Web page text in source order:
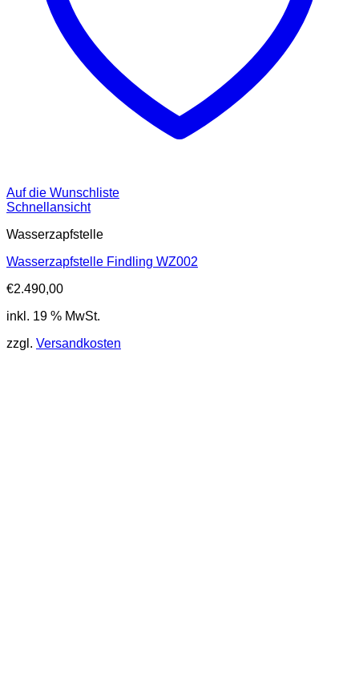
Auf die Wunschliste
Schnellansicht
Wasserzapfstelle
Wasserzapfstelle Findling WZ002
€2.490,00
inkl. 19 % MwSt.
zzgl. Versandkosten